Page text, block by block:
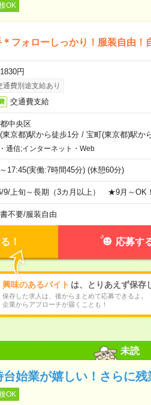
OK
フォローしっかり！服装自由！
円
通費別途支給あり
交通費支給
中央区
東京都)駅から徒歩1分/ 宝町(東京都)駅か
通信;インターネット・Web
17:45(実働:7時間45分) (休憩60分)
9/上旬～長期（3カ月以上） ★9月～OK！
不要/服装自由
！ 応募す
興味のあるバイト は、とりあえず保存
保存した求人は、後からまとめて応募できるよ。
企業からアプローチが届くことも！
未読
台始業が嬉しい！さらに
OK